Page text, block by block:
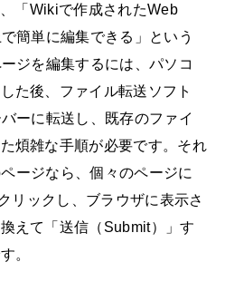
「Wikiで作成されたWeb
簡単に編集できる」という
ジを編集するには、パソコ
た後、ファイル転送ソフト
ーに転送し、既存のファイ
煩雑な手順が必要です。それ
ージなら、個々のページに
リックし、ブラウザに表示さ
えて「送信（Submit）」す
。